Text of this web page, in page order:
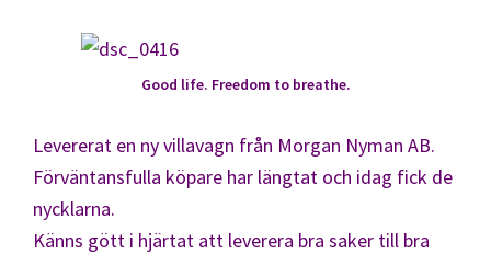
Good life. Freedom to breathe.
Levererat en ny villavagn från Morgan Nyman AB.
Förväntansfulla köpare har längtat och idag fick de
nycklarna.
Känns gött i hjärtat att leverera bra saker till bra